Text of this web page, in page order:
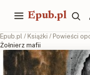
Epub.pl
Epub.pl / Książki / Powieści
Żołnierz mafii